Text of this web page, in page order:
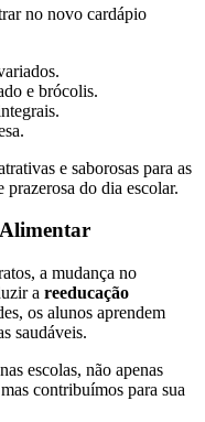
no novo cardápio
e brócolis.
e saborosas para as
prazerosa do dia escolar.
a mudança no
a reeducação
os alunos aprendem
saudáveis.
escolas, não apenas
contribuímos para sua